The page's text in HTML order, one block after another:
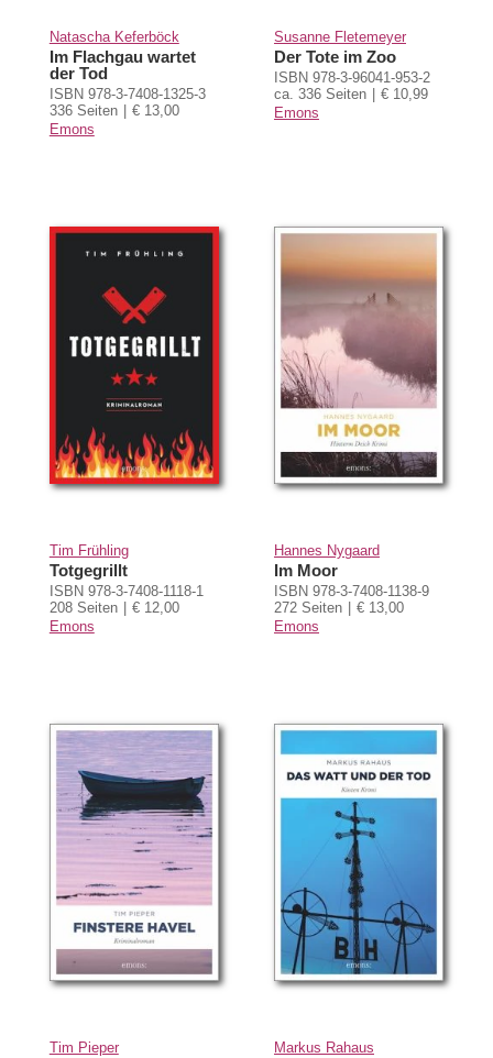
Natascha Keferböck
Im Flachgau wartet
der Tod
ISBN 978-3-7408-1325-3
336 Seiten
€ 13,00
Emons
Susanne Fletemeyer
Der Tote im Zoo
ISBN 978-3-96041-953-2
ca. 336 Seiten
€ 10,99
Emons
Tim Frühling
Totgegrillt
ISBN 978-3-7408-1118-1
208 Seiten
€ 12,00
Emons
Hannes Nygaard
Im Moor
ISBN 978-3-7408-1138-9
272 Seiten
€ 13,00
Emons
Tim Pieper Markus Rahaus